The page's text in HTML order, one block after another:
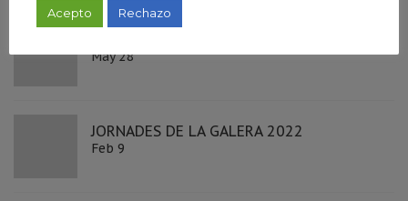
May 28
JORNADES DE LA GALERA 2022
Feb 9
Acepto Rechazo